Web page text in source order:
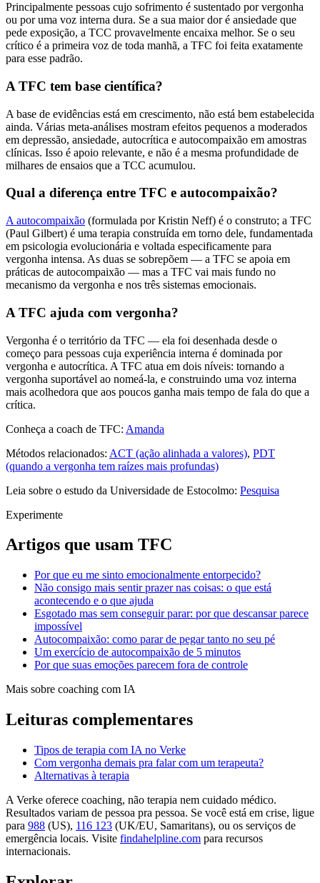
Principalmente pessoas cujo sofrimento é sustentado por vergonha
ou por uma voz interna dura. Se a sua maior dor é ansiedade que
pede exposição, a TCC provavelmente encaixa melhor. Se o seu
crítico é a primeira voz de toda manhã, a TFC foi feita exatamente
para esse padrão.
A TFC tem base científica?
A base de evidências está em crescimento, não está bem estabelecida
ainda. Várias meta-análises mostram efeitos pequenos a moderados
em depressão, ansiedade, autocrítica e autocompaixão em amostras
clínicas. Isso é apoio relevante, e não é a mesma profundidade de
milhares de ensaios que a TCC acumulou.
Qual a diferença entre TFC e autocompaixão?
A autocompaixão (formulada por Kristin Neff) é o construto; a TFC
(Paul Gilbert) é uma terapia construída em torno dele, fundamentada
em psicologia evolucionária e voltada especificamente para
vergonha intensa. As duas se sobrepõem — a TFC se apoia em
práticas de autocompaixão — mas a TFC vai mais fundo no
mecanismo da vergonha e nos três sistemas emocionais.
A TFC ajuda com vergonha?
Vergonha é o território da TFC — ela foi desenhada desde o
começo para pessoas cuja experiência interna é dominada por
vergonha e autocrítica. A TFC atua em dois níveis: tornando a
vergonha suportável ao nomeá-la, e construindo uma voz interna
mais acolhedora que aos poucos ganha mais tempo de fala do que a
crítica.
Conheça a coach de TFC: Amanda
Métodos relacionados: ACT (ação alinhada a valores), PDT
(quando a vergonha tem raízes mais profundas)
Leia sobre o estudo da Universidade de Estocolmo: Pesquisa
Experimente
Artigos que usam TFC
Por que eu me sinto emocionalmente entorpecido?
Não consigo mais sentir prazer nas coisas: o que está
acontecendo e o que ajuda
Esgotado mas sem conseguir parar: por que descansar parece
impossível
Autocompaixão: como parar de pegar tanto no seu pé
Um exercício de autocompaixão de 5 minutos
Por que suas emoções parecem fora de controle
Mais sobre coaching com IA
Leituras complementares
Tipos de terapia com IA no Verke
Com vergonha demais pra falar com um terapeuta?
Alternativas à terapia
A Verke oferece coaching, não terapia nem cuidado médico.
Resultados variam de pessoa pra pessoa. Se você está em crise, ligue
para 988 (US), 116 123 (UK/EU, Samaritans), ou os serviços de
emergência locais. Visite findahelpline.com para recursos
internacionais.